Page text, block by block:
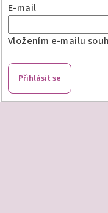
E-mail
Vložením e-mailu
Přihlásit se